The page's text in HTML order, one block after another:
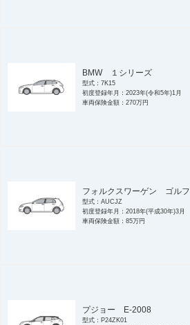
BMW １シリーズ
型式：7K15
初度登録年月：2023年(令和5年)1月
車両保険金額：270万円
フォルクスワーゲン ゴルフ
型式：AUCJZ
初度登録年月：2018年(平成30年)3月
車両保険金額：85万円
プジョー E-2008
型式：P24ZK01